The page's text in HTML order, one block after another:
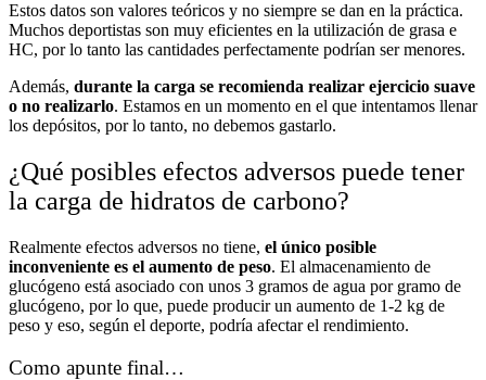
Estos datos son valores teóricos y no siempre se dan en la práctica.
Muchos deportistas son muy eficientes en la utilización de grasa e
HC, por lo tanto las cantidades perfectamente podrían ser menores.
Además, durante la carga se recomienda realizar ejercicio suave
o no realizarlo. Estamos en un momento en el que intentamos llenar
los depósitos, por lo tanto, no debemos gastarlo.
¿Qué posibles efectos adversos puede tener
la carga de hidratos de carbono?
Realmente efectos adversos no tiene, el único posible
inconveniente es el aumento de peso. El almacenamiento de
glucógeno está asociado con unos 3 gramos de agua por gramo de
glucógeno, por lo que, puede producir un aumento de 1-2 kg de
peso y eso, según el deporte, podría afectar el rendimiento.
Como apunte final…